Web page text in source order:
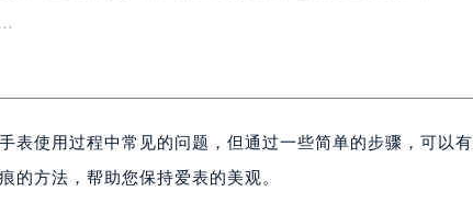
表使用过程中常见的问题，但通过一些简单的步骤，可以有
的方法，帮助您保持爱表的美观。